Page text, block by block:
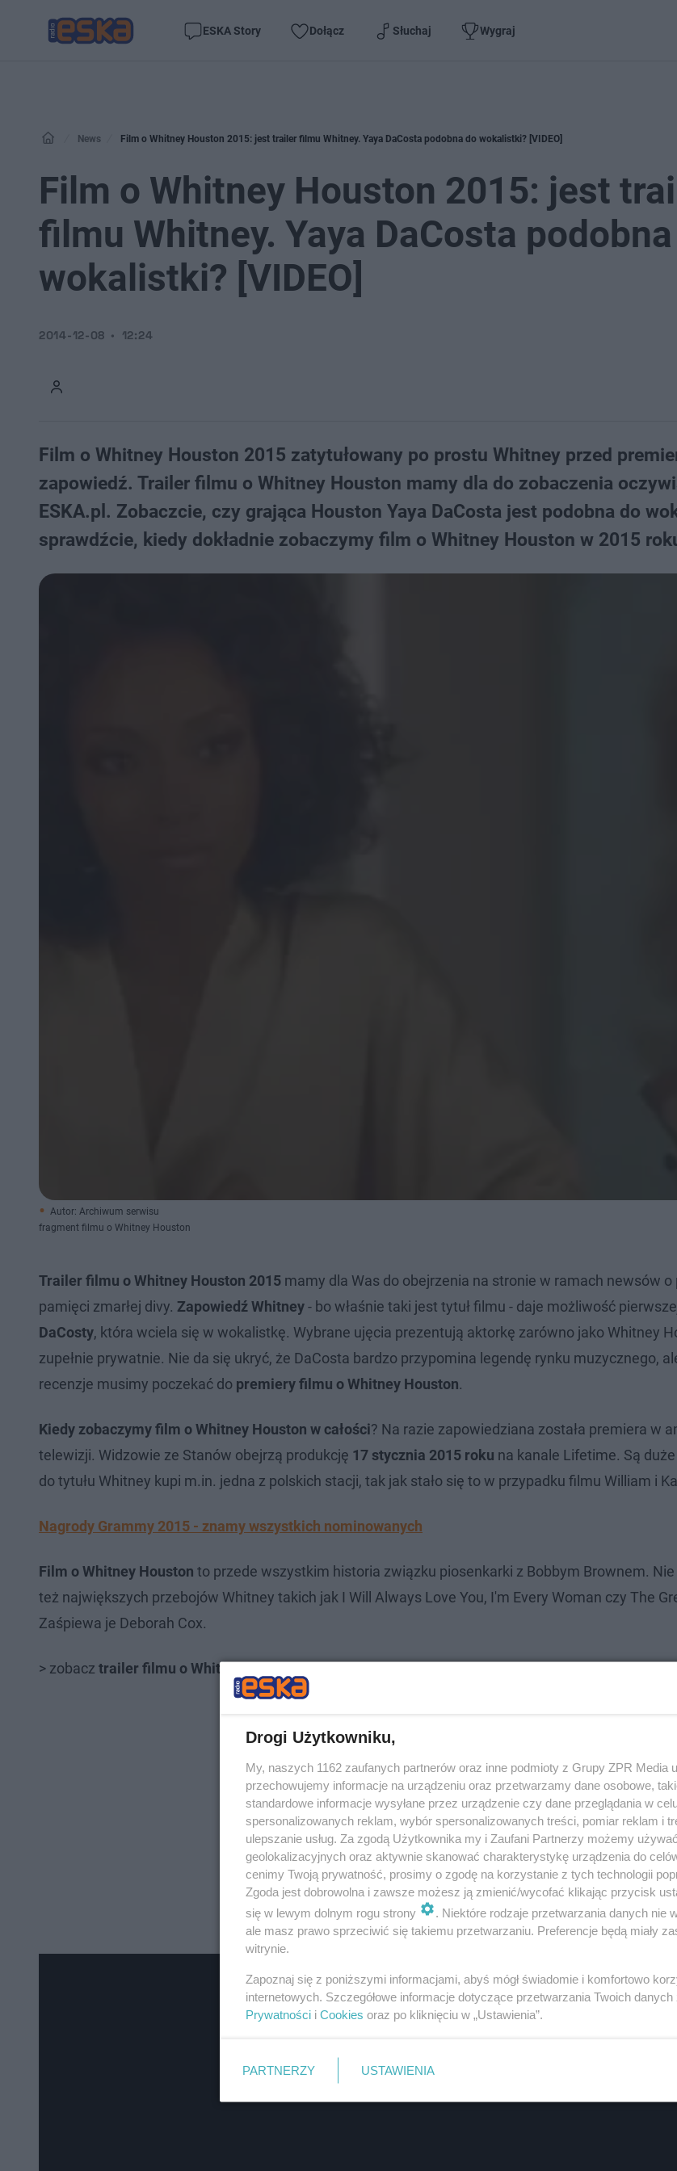
ESKA Story Dołącz Słuchaj Wygraj
News Film o Whitney Houston 2015: jest trailer filmu Whitney. Yaya DaCosta podobna do wokalistki? [VIDEO]
Film o Whitney Houston 2015: jest
filmu Whitney. Yaya DaCosta
wokalistki? [VIDEO]
2014-12-08 12:24
Film o Whitney Houston 2015 zatytułowany po prostu Whitney przed
zapowiedź. Trailer filmu o Whitney Houston mamy dla do zobaczenia
ESKA.pl. Zobaczcie, czy grająca Houston Yaya DaCosta jest podobna do
sprawdźcie, kiedy dokładnie zobaczymy film o Whitney Houston w 2015
Autor: Archiwum serwisu
fragment filmu o Whitney Houston
Trailer filmu o Whitney Houston 2015 mamy dla Was do obejrzenia na stronie w ramach newsów o
pamięci zmarłej divy. Zapowiedź Whitney- bo właśnie taki jest tytuł filmu - daje możliwość
DaCosty, która wciela się w wokalistkę. Wybrane ujęcia prezentują aktorkę zarówno jako Whitney
zupełnie prywatnie. Nie da się ukryć, że DaCosta bardzo przypomina legendę rynku muzycznego,
recenzje musimy poczekać do premiery filmu o Whitney Houston.
Kiedy zobaczymy film o Whitney Houston w całości? Na razie zapowiedziana została premiera w
telewizji. Widzowie ze Stanów obejrzą produkcję 17 stycznia 2015 roku na kanale Lifetime. Są
do tytułu Whitney kupi m.in. jedna z polskich stacji, tak jak stało się to w przypadku filmu William i
Nagrody Grammy 2015 - znamy wszystkich nominowanych
Film o Whitney Houston to przede wszystkim historia związku piosenkarki z Bobbym Brownem.
też największych przebojów Whitney takich jak I Will Always Love You, I'm Every Woman czy The
Zaśpiewa je Deborah Cox.
> zobacz trailer filmu o Whitney Houston
Drogi Użytkowniku,
My, naszych 1162 zaufanych partnerów oraz inne podmioty z Grupy ZPR Media
przechowujemy informacje na urządzeniu oraz przetwarzamy dane osobowe,
standardowe informacje wysyłane przez urządzenie czy dane przeglądania w
spersonalizowanych reklam, wybór spersonalizowanych treści, pomiar reklam i
ulepszanie usług. Za zgodą Użytkownika my i Zaufani Partnerzy możemy
geolokalizacyjnych oraz aktywnie skanować charakterystykę urządzenia do
cenimy Twoją prywatność, prosimy o zgodę na korzystanie z tych technologii
Zgoda jest dobrowolna i zawsze możesz ją zmienić/wycofać klikając przycisk
się w lewym dolnym rogu strony
. Niektóre rodzaje przetwarzania danych nie
ale masz prawo sprzeciwić się takiemu przetwarzaniu. Preferencje będą miały
witrynie.
Zapoznaj się z poniższymi informacjami, abyś mógł świadomie i komfortowo
internetowych. Szczegółowe informacje dotyczące przetwarzania Twoich
Prywatności i Cookies oraz po kliknięciu w „Ustawienia”.
PARTNERZY USTAWIENIA